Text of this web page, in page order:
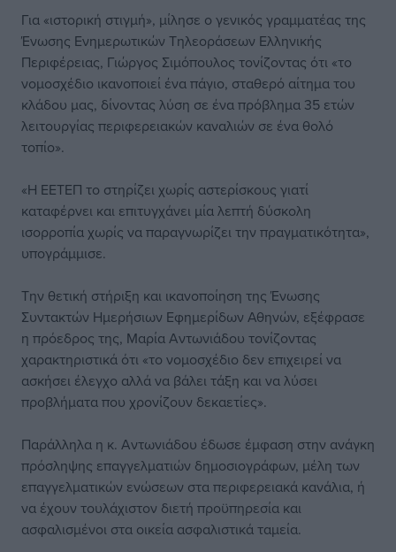
Για «ιστορική στιγμή», μίλησε ο γενικός γραμματέας της
Ένωσης Ενημερωτικών Τηλεοράσεων Ελληνικής
Περιφέρειας, Γιώργος Σιμόπουλος τονίζοντας ότι «το
νομοσχέδιο ικανοποιεί ένα πάγιο, σταθερό αίτημα του
κλάδου μας, δίνοντας λύση σε ένα πρόβλημα 35 ετών
λειτουργίας περιφερειακών καναλιών σε ένα θολό
τοπίο».
«Η ΕΕΤΕΠ το στηρίζει χωρίς αστερίσκους γιατί
καταφέρνει και επιτυγχάνει μία λεπτή δύσκολη
ισορροπία χωρίς να παραγνωρίζει την πραγματικότητα»,
υπογράμμισε.
Την θετική στήριξη και ικανοποίηση της Ένωσης
Συντακτών Ημερήσιων Εφημερίδων Αθηνών, εξέφρασε
η πρόεδρος της, Μαρία Αντωνιάδου τονίζοντας
χαρακτηριστικά ότι «το νομοσχέδιο δεν επιχειρεί να
ασκήσει έλεγχο αλλά να βάλει τάξη και να λύσει
προβλήματα που χρονίζουν δεκαετίες».
Παράλληλα η κ. Αντωνιάδου έδωσε έμφαση στην ανάγκη
πρόσληψης επαγγελματιών δημοσιογράφων, μέλη των
επαγγελματικών ενώσεων στα περιφερειακά κανάλια, ή
να έχουν τουλάχιστον διετή προϋπηρεσία και
ασφαλισμένοι στα οικεία ασφαλιστικά ταμεία.